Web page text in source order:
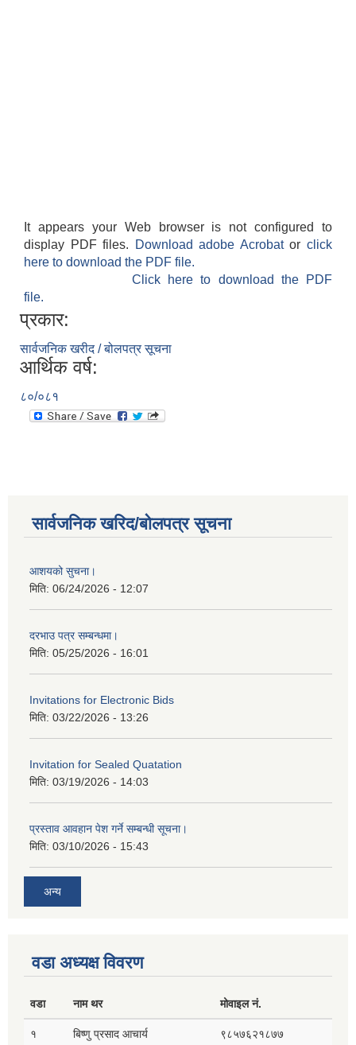
It appears your Web browser is not configured to
display PDF files.
Download adobe Acrobatorclick
here to download the PDF file.
Click here to download the PDF
file.
प्रकार:
सार्वजनिक खरीद / बोलपत्र सूचना
आर्थिक वर्ष:
८०/०८१
सार्वजनिक खरिद/बोलपत्र सूचना
आशयको सुचना।
मिति: 06/24/2026 - 12:07
दरभाउ पत्र सम्बन्धमा।
मिति: 05/25/2026 - 16:01
Invitations for Electronic Bids
मिति: 03/22/2026 - 13:26
Invitation for Sealed Quatation
मिति: 03/19/2026 - 14:03
प्रस्ताव आवहान पेश गर्ने सम्बन्धी सूचना।
मिति: 03/10/2026 - 15:43
अन्य
वडा अध्यक्ष विवरण
वडा नाम थर मोवाइल नं.
१ बिष्णु प्रसाद आचार्य ९८५७६२१८७७